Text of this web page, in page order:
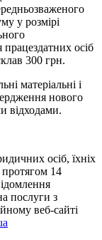
у розмірі
осіб
300 грн.
матеріальні і
нового
відходами.
осіб, їхніх
14
послуги з
веб-сайті